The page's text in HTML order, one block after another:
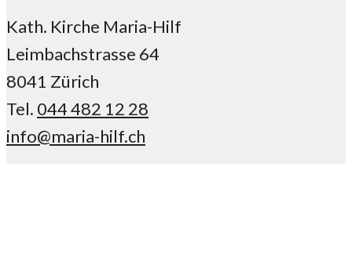
Kath. Kirche Maria-Hilf
Leimbachstrasse 64
8041 Zürich
Tel. 044 482 12 28
info@maria-hilf.ch